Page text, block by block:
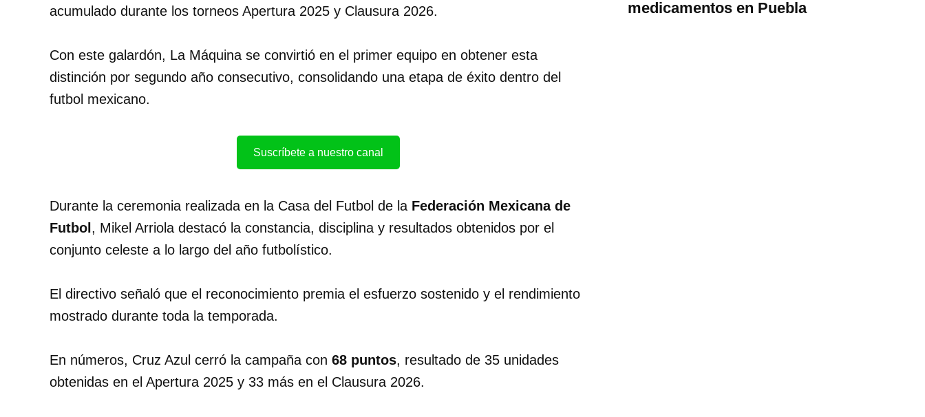
acumulado durante los torneos Apertura 2025 y Clausura 2026.
Con este galardón, La Máquina se convirtió en el primer equipo en obtener esta
distinción por segundo año consecutivo, consolidando una etapa de éxito dentro del
futbol mexicano.
Suscríbete a nuestro canal
Durante la ceremonia realizada en la Casa del Futbol de la Federación Mexicana de
Futbol , Mikel Arriola destacó la constancia, disciplina y resultados obtenidos por el
conjunto celeste a lo largo del año futbolístico.
El directivo señaló que el reconocimiento premia el esfuerzo sostenido y el rendimiento
mostrado durante toda la temporada.
En números, Cruz Azul cerró la campaña con 68 puntos, resultado de 35 unidades
obtenidas en el Apertura 2025 y 33 más en el Clausura 2026.
medicamentos en Puebla